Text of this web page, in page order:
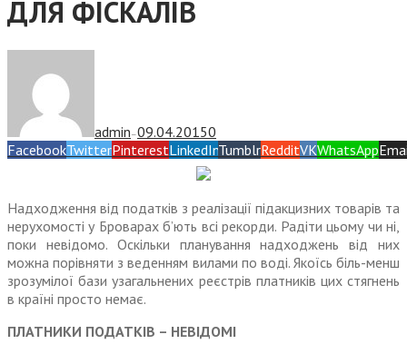
ДЛЯ ФІСКАЛІВ
admin —09.04.20150
FacebookTwitterPinterestLinkedInTumblrRedditVKWhatsApp
Надходження від податків з реалізації підакцизних товарів та
нерухомості у Броварах б’ють всі рекорди. Радіти цьому чи ні,
поки невідомо. Оскільки планування надходжень від них
можна порівняти з веденням вилами по воді. Якоїсь біль-менш
зрозумілої бази узагальнених реєстрів платників цих стягнень
в країні просто немає.
ПЛАТНИКИ ПОДАТКІВ – НЕВІДОМІ